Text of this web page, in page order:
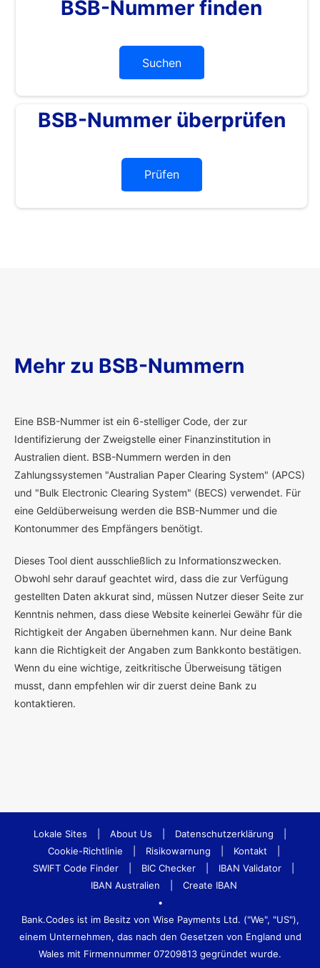
BSB-Nummer finden
Suchen
BSB-Nummer überprüfen
Prüfen
Mehr zu BSB-Nummern
Eine BSB-Nummer ist ein 6-stelliger Code, der zur
Identifizierung der Zweigstelle einer Finanzinstitution in
Australien dient. BSB-Nummern werden in den
Zahlungssystemen "Australian Paper Clearing System" (APCS)
und "Bulk Electronic Clearing System" (BECS) verwendet. Für
eine Geldüberweisung werden die BSB-Nummer und die
Kontonummer des Empfängers benötigt.
Dieses Tool dient ausschließlich zu Informationszwecken.
Obwohl sehr darauf geachtet wird, dass die zur Verfügung
gestellten Daten akkurat sind, müssen Nutzer dieser Seite zur
Kenntnis nehmen, dass diese Website keinerlei Gewähr für die
Richtigkeit der Angaben übernehmen kann. Nur deine Bank
kann die Richtigkeit der Angaben zum Bankkonto bestätigen.
Wenn du eine wichtige, zeitkritische Überweisung tätigen
musst, dann empfehlen wir dir zuerst deine Bank zu
kontaktieren.
Lokale Sites About Us Datenschutzerklärung
Cookie-Richtlinie
Risikowarnung Kontakt
SWIFT Code Finder
BIC Checker IBAN Validator
IBAN Australien
Create IBAN
•
Bank.Codes ist im Besitz von Wise Payments Ltd. ("We", "US"),
einem Unternehmen, das nach den Gesetzen von England und
Wales mit Firmennummer 07209813 gegründet wurde.